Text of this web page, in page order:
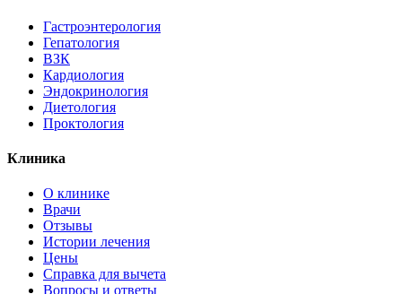
Гастроэнтерология
Гепатология
ВЗК
Кардиология
Эндокринология
Диетология
Проктология
Клиника
О клинике
Врачи
Отзывы
Истории лечения
Цены
Справка для вычета
Вопросы и ответы